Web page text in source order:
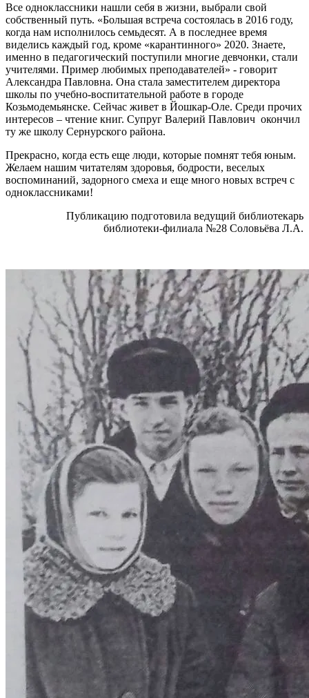
Все одноклассники нашли себя в жизни, выбрали свой
собственный путь. «Большая встреча состоялась в 2016 году,
когда нам исполнилось семьдесят. А в последнее время
виделись каждый год, кроме «карантинного» 2020. Знаете,
именно в педагогический поступили многие девчонки, стали
учителями. Пример любимых преподавателей» - говорит
Александра Павловна. Она стала заместителем директора
школы по учебно-воспитательной работе в городе
Козьмодемьянске. Сейчас живет в Йошкар-Оле. Среди прочих
интересов – чтение книг. Супруг Валерий Павлович окончил
ту же школу Сернурского района.
Прекрасно, когда есть еще люди, которые помнят тебя юным.
Желаем нашим читателям здоровья, бодрости, веселых
воспоминаний, задорного смеха и еще много новых встреч с
одноклассниками!
Публикацию подготовила ведущий библиотекарь
библиотеки-филиала №28 Соловьёва Л.А.